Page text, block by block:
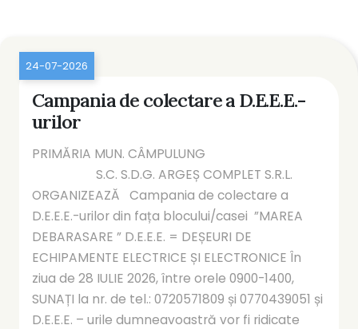
24-07-2026
Campania de colectare a D.E.E.E.-
urilor
PRIMĂRIA MUN. CÂMPULUNG
S.C. S.D.G. ARGEȘ COMPLET S.R.L.
ORGANIZEAZĂ Campania de colectare a
D.E.E.E.-urilor din fața blocului/casei ”MAREA
DEBARASARE ” D.E.E.E. = DEȘEURI DE
ECHIPAMENTE ELECTRICE ȘI ELECTRONICE În
ziua de 28 IULIE 2026, între orele 0900-1400,
SUNAȚI la nr. de tel.: 0720571809 și 0770439051 și
D.E.E.E. – urile dumneavoastră vor fi ridicate